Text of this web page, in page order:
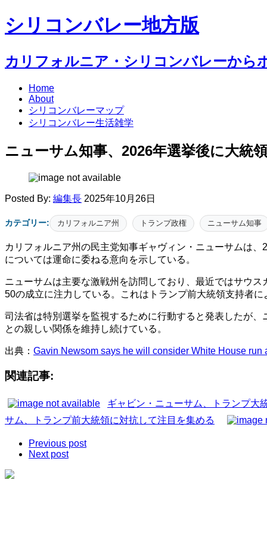
シリコンバレー地方版
カリフォルニア・シリコンバレーから
Home
About
シリコンバレーマップ
シリコンバレー生活雑学
ニューサム知事、2026年選挙後に大統
Posted By: 編集長 2025年10月26日
カテゴリー: カリフォルニア州 トランプ政権 ニューサム知事
カリフォルニア州の民主党知事ギャヴィン・ニューサムは
については運命に委ねる意向を示している。
ニューサムは主要な激戦州を訪問しており、最近ではサウ
50の成立に注力している。これはトランプ前大統領支持者
司法省は特別選挙を監視するために行動すると発表したが
との親しい関係を維持し続けている。
出典： Gavin Newsom says he will consider White House run
関連記事:
ギャビン・ニューサム、トランプ大
サム、トランプ前大統領に対抗して注目を集める
Previous post
Next post